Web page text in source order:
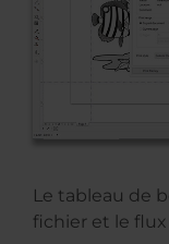
Le tableau de
fichier et le flux